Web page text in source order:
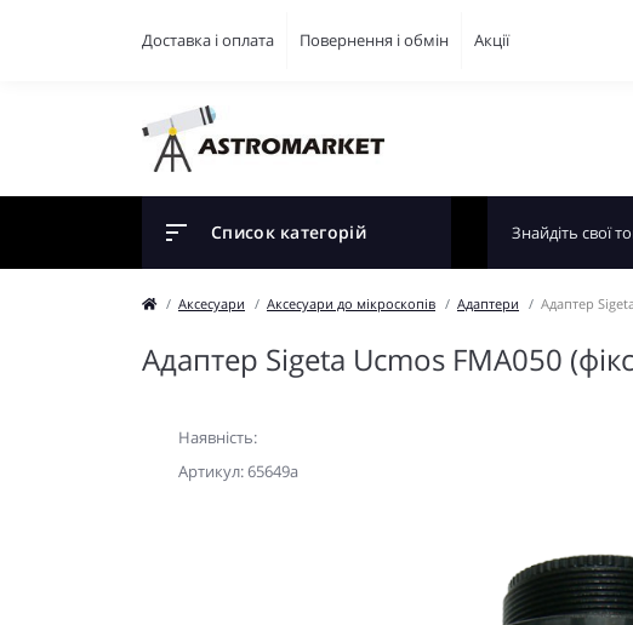
Доставка і оплата Повернення і обмін Акції
Список категорій
Аксесуари Аксесуари до мікроскопів Адаптери Адаптер
Адаптер Sigeta Ucmos FMA050
Наявність:
Артикул: 65649a